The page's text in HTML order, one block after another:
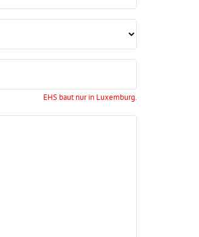
EHS baut nur in Luxemburg.